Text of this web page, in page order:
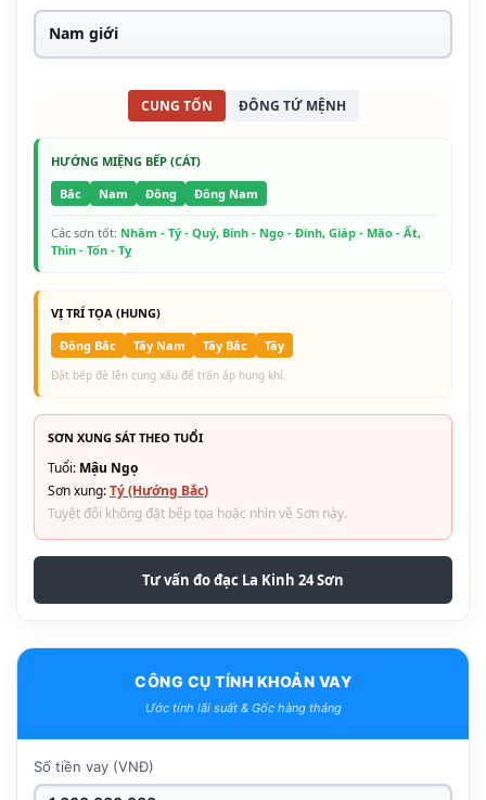
CUNG TỐN ĐÔNG TỨ MỆNH
HƯỚNG MIỆNG BẾP (CÁT)
Bắc
Nam Đông Đông Nam
Các sơn tốt: Nhâm - Tý - Quý, Bính - Ngọ - Đinh, Giáp - Mão - Ất,
Thìn - Tốn - Tỵ
VỊ TRÍ TỌA (HUNG)
Đông Bắc
Tây Nam Tây Bắc Tây
Đặt bếp đè lên cung xấu để trấn áp hung khí.
SƠN XUNG SÁT THEO TUỔI
Tuổi: Mậu Ngọ
Sơn xung:Tý (Hướng Bắc)
Tuyệt đối không đặt bếp tọa hoặc nhìn về Sơn này.
Tư vấn đo đạc La Kinh 24 Sơn
CÔNG CỤ TÍNH KHOẢN VAY
Ước tính lãi suất & Gốc hàng tháng
Số tiền vay (VNĐ)